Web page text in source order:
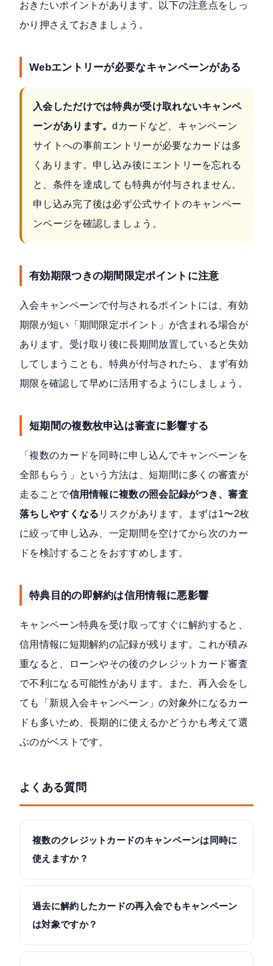
おきたいポイントがあります。以下の注意点をしっ
かり押さえておきましょう。
Webエントリーが必要なキャンペーンがある
入会しただけでは特典が受け取れないキャンペ
ーンがあります。dカードなど、キャンペーン
サイトへの事前エントリーが必要なカードは多
くあります。申し込み後にエントリーを忘れる
と、条件を達成しても特典が付与されません。
申し込み完了後は必ず公式サイトのキャンペー
ンページを確認しましょう。
有効期限つきの期間限定ポイントに注意
入会キャンペーンで付与されるポイントには、有効
期限が短い「期間限定ポイント」が含まれる場合が
あります。受け取り後に長期間放置していると失効
してしまうことも。特典が付与されたら、まず有効
期限を確認して早めに活用するようにしましょう。
短期間の複数枚申込は審査に影響する
「複数のカードを同時に申し込んでキャンペーンを
全部もらう」という方法は、短期間に多くの審査が
走ることで信用情報に複数の照会記録がつき、審査
落ちしやすくなる リスクがあります。まずは1〜2枚
に絞って申し込み、一定期間を空けてから次のカー
ドを検討することをおすすめします。
特典目的の即解約は信用情報に悪影響
キャンペーン特典を受け取ってすぐに解約すると、
信用情報に短期解約の記録が残ります。これが積み
重なると、ローンやその後のクレジットカード審査
で不利になる可能性があります。また、再入会をし
ても「新規入会キャンペーン」の対象外になるカー
ドも多いため、長期的に使えるかどうかも考えて選
ぶのがベストです。
よくある質問
複数のクレジットカードのキャンペーンは同時に
使えますか？
過去に解約したカードの再入会でもキャンペーン
は対象ですか？